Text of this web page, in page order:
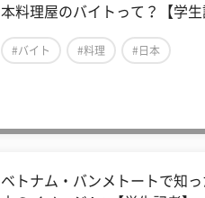
本料理屋のバイトって？【学生
#バイト #料理 #日本
ベトナム・バンメトートで知